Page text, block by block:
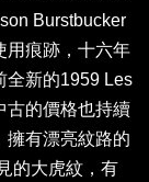
Burstbucker
用痕跡，十六年
全新的1959 Les
古的價格也持續
擁有漂亮紋路的
的大虎紋，有